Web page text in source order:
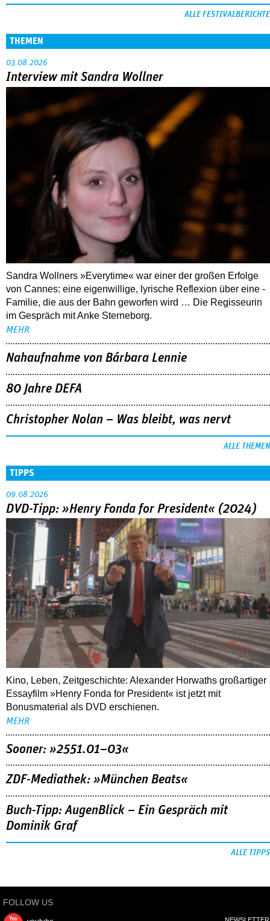
ALLE FESTIVALBERICHTE
THEMEN
03.08.2026
Interview mit Sandra Wollner
Sandra Wollners »Everytime« war einer der großen Erfolge
von Cannes: eine eigenwillige, lyrische Reflexion über eine ­
Familie, die aus der Bahn geworfen wird … Die Regisseurin
im Gespräch mit Anke Sterneborg.
MEHR
Nahaufnahme von Bárbara Lennie
80 Jahre DEFA
Christopher Nolan – Was bleibt, was nervt
ALLE THEMEN
TIPPS
09.08.2026
DVD-Tipp: »Henry Fonda for President« (2024)
Kino, Leben, Zeitgeschichte: Alexander Horwaths großartiger
Essayfilm »Henry Fonda for President« ist jetzt mit
Bonusmaterial als DVD erschienen.
MEHR
Sooner: »2551.01–03«
ZDF-Mediathek: »München Beats«
Buch-Tipp: AugenBlick – Ein Gespräch mit
Dominik Graf
ALLE TIPPS
FOLLOW US